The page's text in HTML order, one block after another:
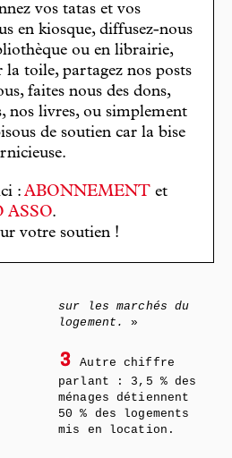
vos tatas et vos
en kiosque, diffusez-nous
ou en librairie,
toile, partagez nos posts
faites nous des dons,
nos livres, ou simplement
de soutien car la bise
: ABONNEMENT et
ASSO.
votre soutien !
sur les marchés du
logement.
»
3
Autre chiffre
parlant : 3,5 % des
ménages détiennent
50 % des logements
mis en location.